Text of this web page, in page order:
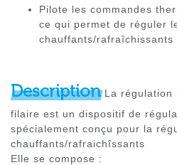
Pilote les commandes
ce qui permet de réguler
chauffants/rafraîchissants
DescriptionLa régulation
filaire est un dispositif de
spécialement conçu pour la
chauffants/rafraichîssants
Elle se compose :